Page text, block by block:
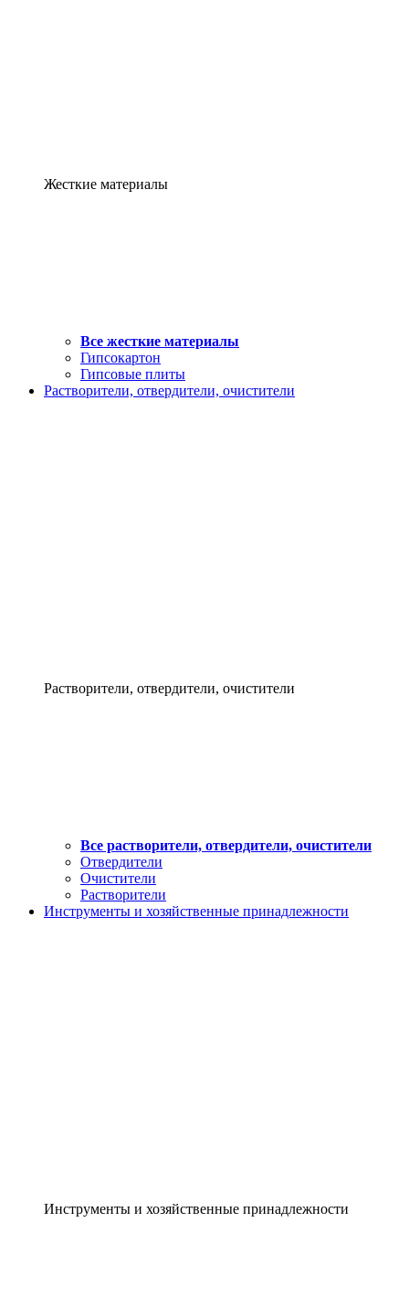
Жесткие материалы
Все жесткие материалы
Гипсокартон
Гипсовые плиты
Растворители, отвердители, очистители
Растворители, отвердители, очистители
Все растворители, отвердители, очистители
Отвердители
Очистители
Растворители
Инструменты и хозяйственные принадлежности
Инструменты и хозяйственные принадлежности